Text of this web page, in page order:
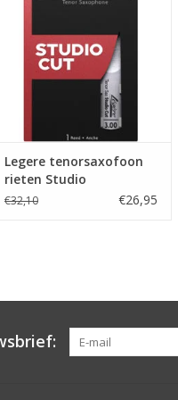
Legere tenorsaxofoon
rieten Studio
€32,10 €26,95